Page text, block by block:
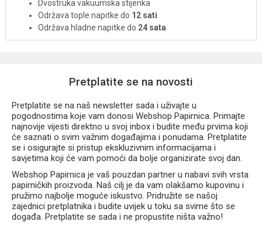
Dvostruka vakuumska stijenka
Održava tople napitke do 12 sati
Održava hladne napitke do 24 sata
BPA Free i netoksični materijali
Pogodna za vodu, kavu, čaj i druge napitke
Idealna za posao, školu, sport i putovanja
Dimenzije:
27 × 7 cm
Proizvođač:CoolPack
Pretplatite se na novosti
Pretplatite se na naš newsletter sada i uživajte u
pogodnostima koje vam donosi Webshop Papirnica. Primajte
najnovije vijesti direktno u svoj inbox i budite među prvima koji
će saznati o svim važnim događajima i ponudama. Pretplatite
se i osigurajte si pristup ekskluzivnim informacijama i
savjetima koji će vam pomoći da bolje organizirate svoj dan.
Webshop Papirnica je vaš pouzdan partner u nabavi svih vrsta
papirničkih proizvoda. Naš cilj je da vam olakšamo kupovinu i
pružimo najbolje moguće iskustvo. Pridružite se našoj
zajednici pretplatnika i budite uvijek u toku sa svime što se
događa. Pretplatite se sada i ne propustite ništa važno!